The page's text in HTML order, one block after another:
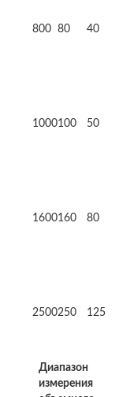
800 80 40
1000100 50
1600160 80
2500250 125
Диапазон
измерения